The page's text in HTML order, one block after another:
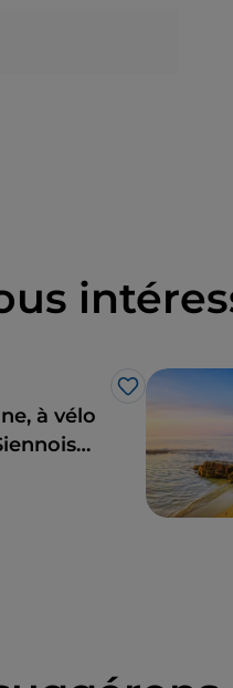
J’aime
à vélo